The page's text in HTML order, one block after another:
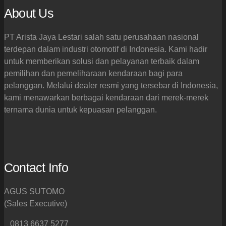
About Us
PT Arista Jaya Lestari salah satu perusahaan nasional
terdepan dalam industri otomotif di Indonesia. Kami hadir
untuk memberikan solusi dan pelayanan terbaik dalam
pemilihan dan pemeliharaan kendaraan bagi para
pelanggan. Melalui dealer resmi yang tersebar di Indonesia,
kami menawarkan berbagai kendaraan dari merek-merek
ternama dunia untuk kepuasan pelanggan.
Contact Info
AGUS SUTOMO
(Sales Executive)
0813 6637 5277